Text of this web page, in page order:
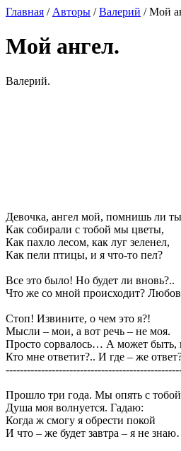
Главная / Авторы /Валерий / Мой
Мой ангел.
Валерий.
Девочка, ангел мой, помнишь ли
Как собирали с тобой мы цветы,
Как пахло лесом, как луг зеленел,
Как пели птицы, и я что-то пел?
Все это было! Но будет ли вновь?..
Что же со мной происходит?
Стоп! Извините, о чем это я?!
Мысли – мои, а вот речь – не моя.
Просто сорвалось… А может быть,
Кто мне ответит?.. И где – же
Прошло три года. Мы опять с
Душа моя волнуется. Гадаю:
Когда ж смогу я обрести покой
И что – же будет завтра – я не